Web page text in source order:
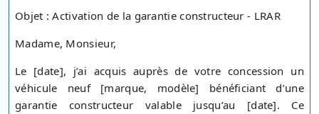
Objet : Activation de la garantie constructeur - LRAR
Madame, Monsieur,
Le [date], j’ai acquis auprès de votre concession un
véhicule neuf [marque, modèle] bénéficiant d’une
garantie constructeur valable jusqu’au [date]. Ce